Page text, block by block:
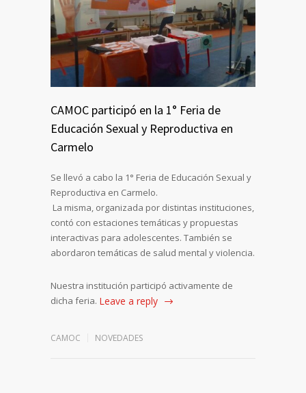
CAMOC participó en la 1° Feria de
Educación Sexual y Reproductiva en
Carmelo
Se llevó a cabo la 1° Feria de Educación Sexual y
Reproductiva en Carmelo.
La misma, organizada por distintas instituciones,
contó con estaciones temáticas y propuestas
interactivas para adolescentes. También se
abordaron temáticas de salud mental y violencia.
Nuestra institución participó activamente de
dicha feria. Leave a reply
CAMOC NOVEDADES